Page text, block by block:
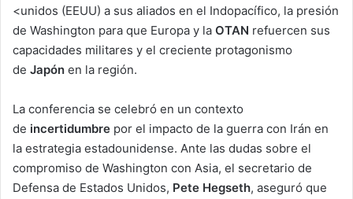
<unidos (EEUU) a sus aliados en el Indopacífico, la presión
de Washington para que Europa y la OTAN refuercen sus
capacidades militares y el creciente protagonismo
de Japón en la región.
La conferencia se celebró en un contexto
de incertidumbre por el impacto de la guerra con Irán en
la estrategia estadounidense. Ante las dudas sobre el
compromiso de Washington con Asia, el secretario de
Defensa de Estados Unidos, Pete Hegseth, aseguró que